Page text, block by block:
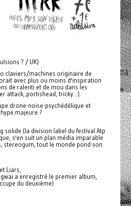
? / UK)
claviers/machines originaire de
avec plus ou moins d'inspiration
de ralenti et de mou dans les
attack, portishead, tricky...).
drone-noise-psychédélique et
majeure ?
solide (la division label du festival Atp
s'en suit un plan média imparable
stereogum, tout le monde pond son
Liars,
a enregistré le premier album,
du deuxième)